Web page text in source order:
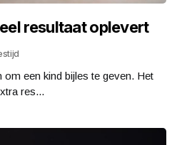
resultaat oplevert
om een kind bijles te geven. Het
res...